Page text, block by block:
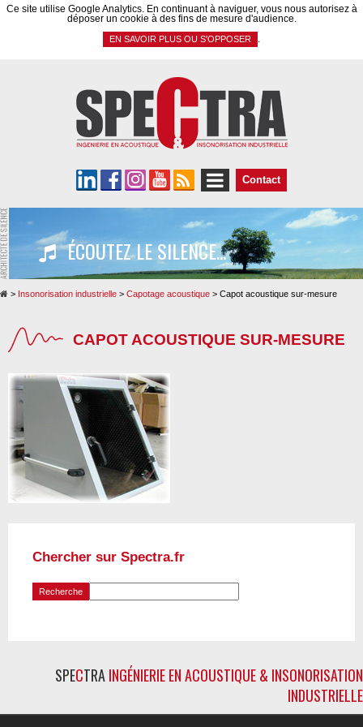
Ce site utilise Google Analytics. En continuant à naviguer, vous nous autorisez à
déposer un cookie à des fins de mesure d'audience.
EN SAVOIR PLUS OU S'OPPOSER .
Contact
ÉCOUTEZ LE SILENCE...
> Insonorisation industrielle > Capotage acoustique > Capot acoustique sur-mesure
CAPOT ACOUSTIQUE SUR-MESURE
Chercher sur Spectra.fr
SPECTRAINGÉNIERIE EN ACOUSTIQUE & INSONORISATION
INDUSTRIELLE
Panneau de gestion des cookies